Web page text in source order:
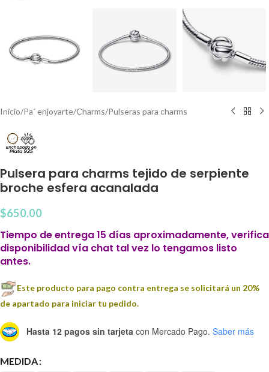
Inicio/Pa´ enjoyarte/Charms/Pulseras para charms
Pulsera para charms tejido de serpiente
broche esfera acanalada
$650.00
Tiempo de entrega 15 días aproximadamente, verifica
disponibilidad vía chat tal vez lo tengamos listo
antes.
Este producto para pago contra entrega se solicitará un 20%
de apartado para iniciar tu pedido.
Hasta 12 pagos sin tarjeta con Mercado Pago. Saber más
MEDIDA